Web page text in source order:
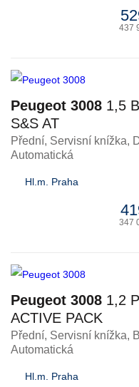
437
Peugeot 3008 1,5
S&S AT
Přední, Servisní knížka,
Automatická
Hl.m. Praha
347
Peugeot 3008 1,2
ACTIVE PACK
Přední, Servisní knížka,
Automatická
Hl.m. Praha